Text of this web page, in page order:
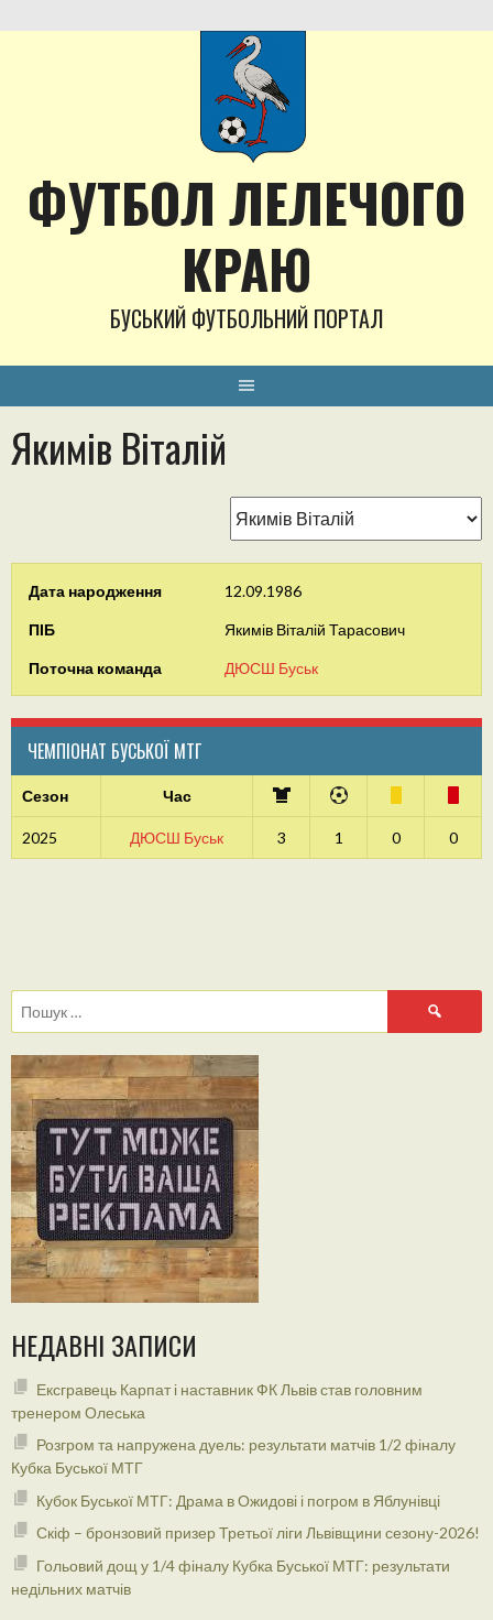
to
ФУТБОЛ ЛЕЛЕЧОГО
КРАЮ
БУСЬКИЙ ФУТБОЛЬНИЙ ПОРТАЛ
Якимів Віталій
Дата народження 12.09.1986
ПІБ Якимів Віталій Тарасович
Поточна команда ДЮСШ Буськ
ЧЕМПІОНАТ БУСЬКОЇ МТГ
Сезон Час
2025 ДЮСШ Буськ 3 1 0 0
Пошук:
НЕДАВНІ ЗАПИСИ
Ексгравець Карпат і наставник ФК Львів став головним
тренером Олеська
Розгром та напружена дуель: результати матчів 1/2 фіналу
Кубка Буської МТГ
Кубок Буської МТГ: Драма в Ожидові і погром в Яблунівці
Скіф – бронзовий призер Третьої ліги Львівщини сезону-2026!
Гольовий дощ у 1/4 фіналу Кубка Буської МТГ: результати
недільних матчів